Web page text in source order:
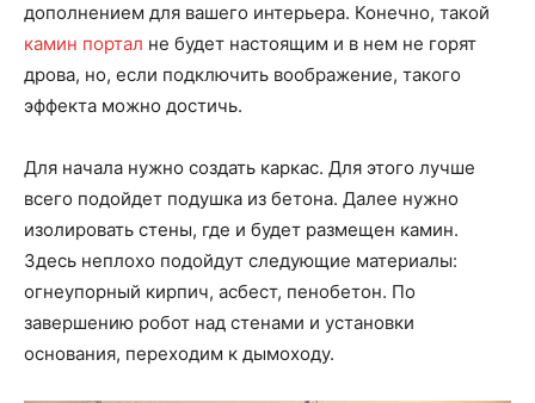
дополнением для вашего интерьера. Конечно, такой
камин портал не будет настоящим и в нем не горят
дрова, но, если подключить воображение, такого
эффекта можно достичь.
Для начала нужно создать каркас. Для этого лучше
всего подойдет подушка из бетона. Далее нужно
изолировать стены, где и будет размещен камин.
Здесь неплохо подойдут следующие материалы:
огнеупорный кирпич, асбест, пенобетон. По
завершению робот над стенами и установки
основания, переходим к дымоходу.